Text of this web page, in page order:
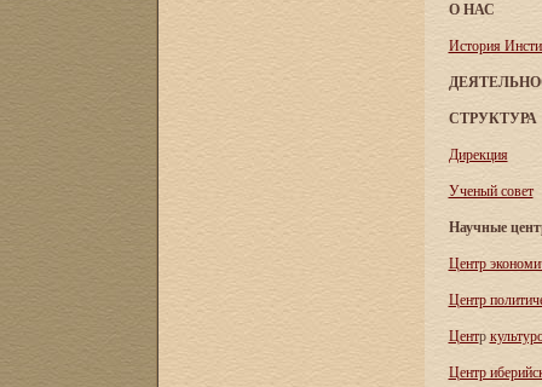
О НАС
История
СТРУКТУРА
Дирекция
Ученый совет
Научные
Центр
Центр
Центр
Центр